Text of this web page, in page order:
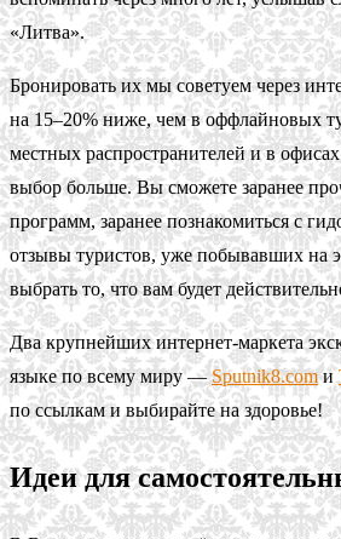
«Литва».
Бронировать их мы советуем через
на 15–20% ниже, чем в оффлайновых
местных распространителей и в
выбор больше. Вы сможете заранее
программ, заранее познакомиться с
отзывы туристов, уже побывавших на
выбрать то, что вам будет
Два крупнейших интернет-маркета
языке по всему миру —Sputnik8.comи
по ссылкам и выбирайте на здоровье!
Идеи для